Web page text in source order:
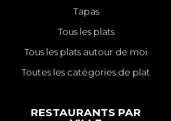
Tapas
Tous les plats
Tous les plats autour de moi
Toutes les catégories de plat
RESTAURANTS PAR